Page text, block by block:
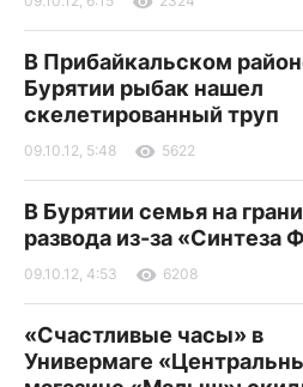
В Прибайкальском
Бурятии рыбак нашел
скелетированный труп
09.10.12, 5:48 5622
В Бурятии семья на грани
развода из-за «Синтеза
09.10.12, 4:53 6208
«Счастливые часы» в
Универмаге